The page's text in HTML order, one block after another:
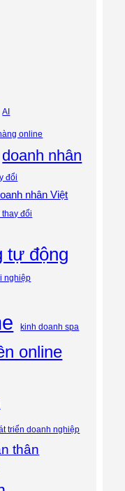
AI
online
doanh nhân
đổi
nhân Việt
đổi
tự động
nghiệp
kinh doanh spa
online
triển doanh nghiệp
thân